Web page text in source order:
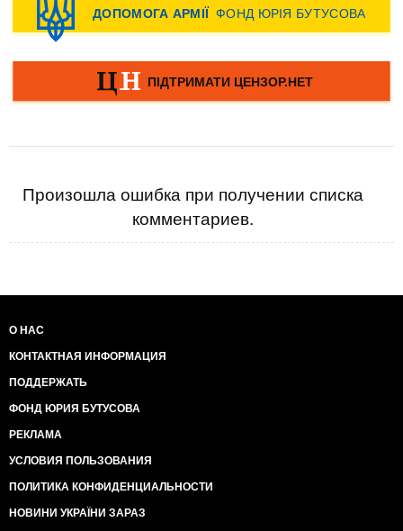
Произошла ошибка при получении списка
комментариев.
О НАС
КОНТАКТНАЯ ИНФОРМАЦИЯ
ПОДДЕРЖАТЬ
ФОНД ЮРИЯ БУТУСОВА
РЕКЛАМА
УСЛОВИЯ ПОЛЬЗОВАНИЯ
ПОЛИТИКА КОНФИДЕНЦИАЛЬНОСТИ
НОВИНИ УКРАЇНИ ЗАРАЗ